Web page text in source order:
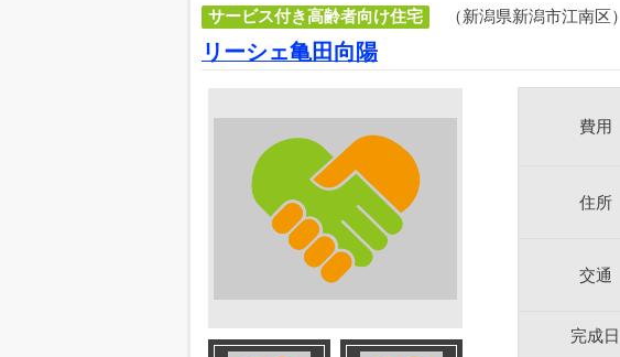
サービス付き高齢者向け住宅 （新潟県新潟市江南区）
リーシェ亀田向陽
費用
住所
交通
完成日